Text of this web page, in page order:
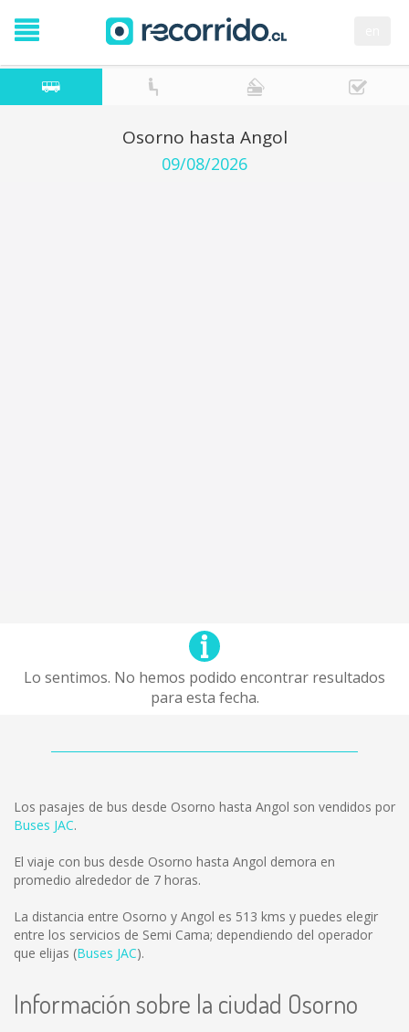
Osorno hasta Angol
09/08/2026
Lo sentimos. No hemos podido encontrar resultados
para esta fecha.
Los pasajes de bus desde Osorno hasta Angol son vendidos por
Buses JAC.
El viaje con bus desde Osorno hasta Angol demora en
promedio alrededor de 7 horas.
La distancia entre Osorno y Angol es 513 kms y puedes elegir
entre los servicios de Semi Cama; dependiendo del operador
que elijas (Buses JAC).
Información sobre la ciudad Osorno